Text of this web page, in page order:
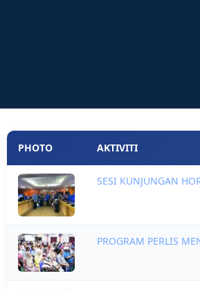
PHOTO AKTIVITI
SESI KUNJUNGAN
PROGRAM PERLIS